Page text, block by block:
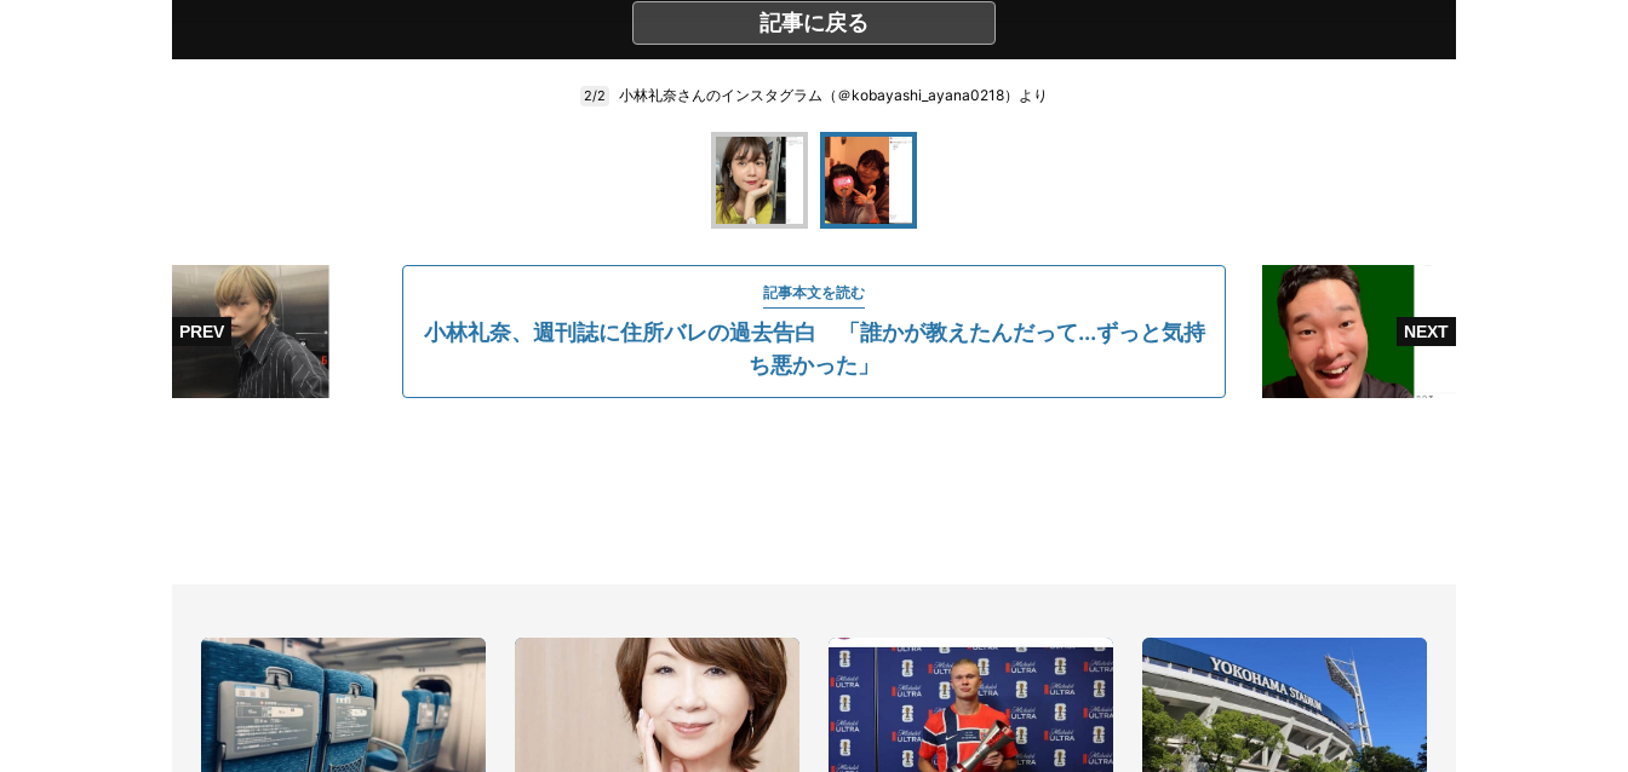
記事に戻る
2/2 小林礼奈さんのインスタグラム（＠kobayashi_ayana0218）より
記事本文を読む
小林礼奈、週刊誌に住所バレの過去告白 「誰かが教えたんだって...ずっと気持
ち悪かった」